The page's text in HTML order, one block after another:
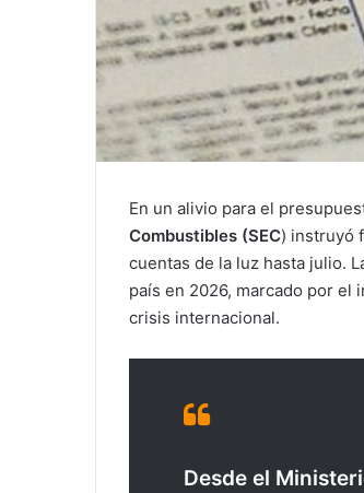
En un alivio para el
Combustibles (SEC) instruyó
cuentas de la luz hasta julio.
país en 2026, marcado por
crisis internacional.
Desde el